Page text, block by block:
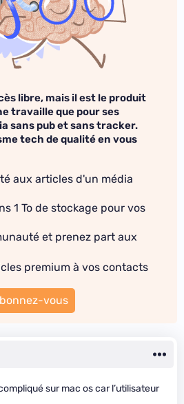
libre, mais il est le produit
travaille que pour ses
sans pub et sans tracker.
tech de qualité en vous
aux articles d'un média
1 To de stockage pour vos
et prenez part aux
premium à vos contacts
vous
sur mac os car l’utilisateur